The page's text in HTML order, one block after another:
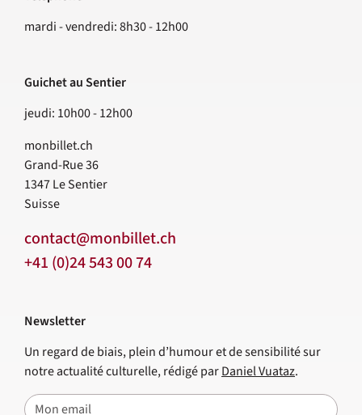
mardi - vendredi: 8h30 - 12h00
Guichet au Sentier
jeudi: 10h00 - 12h00
monbillet.ch
Grand-Rue 36
1347Le Sentier
Suisse
contact@monbillet.ch
+41 (0)24 543 00 74
Newsletter
Un regard de biais, plein d’humour et de sensibilité sur
notre actualité culturelle, rédigé parDaniel Vuataz.
E-mail